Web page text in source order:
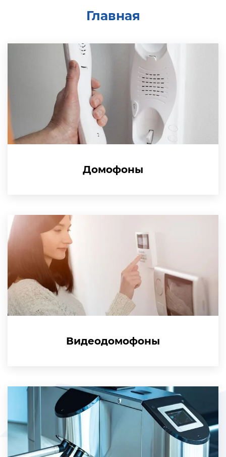
Главная
Домофоны
Видеодомофоны